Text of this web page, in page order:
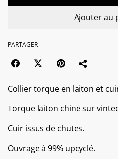
Ajouter au
PARTAGER
Collier torque en laiton et
Torque laiton chiné sur
Cuir issus de chutes.
Ouvrage à 99% upcyclé.